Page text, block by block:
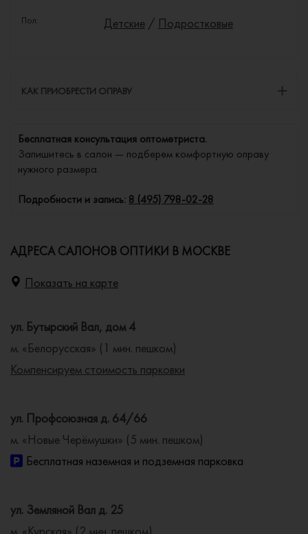
Пол: Детские / Подростковые
КАК ПРИОБРЕСТИ ОПРАВУ
Бесплатная консультация оптометриста.
Запишитесь в салон — подберем комфортную оправу
нужного размера.
Подробности и запись: 8 (495) 798-02-28
АДРЕСА САЛОНОВ ОПТИКИ В МОСКВЕ
Показать на карте
ул. Бутырский Вал, дом 4
м. «Белорусская» (1 мин. пешком)
Компенсируем стоимость парковки
ул. Профсоюзная д. 64/66
м. «Новые Черёмушки» (5 мин. пешком)
Бесплатная наземная и подземная парковка
ул. Земляной Вал д. 25
м. «Курская» (2 мин. пешком)